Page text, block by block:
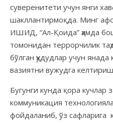
суверенитети учун янги
шакллантирмоқда. Минг
ИШИД, “Ал-Қоида” ҳамда
томонидан террорчилик
бўлган ҳудудлар учун
вазиятни вужудга
Бугунги кунда қора кучлар
коммуникация
фойдаланиб, ўз сафларига